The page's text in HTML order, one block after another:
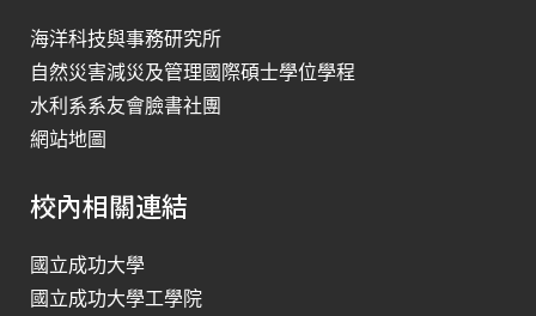
海洋科技與事務研究所
自然災害減災及管理國際碩士學位學程
水利系系友會臉書社團
網站地圖
校內相關連結
國立成功大學
國立成功大學工學院